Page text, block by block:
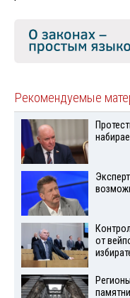
Рекомендуемые
от